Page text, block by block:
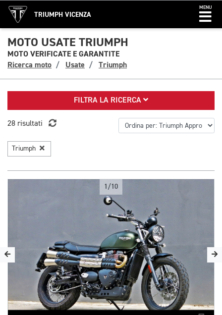
TRIUMPH VICENZA
MENU
MOTO USATE TRIUMPH
MOTO VERIFICATE E GARANTITE
Ricerca moto
Usate Triumph
FILTRA LA RICERCA
28 risultati
Triumph
1/10